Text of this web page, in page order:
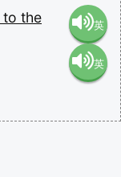
to the
英
語（米
英